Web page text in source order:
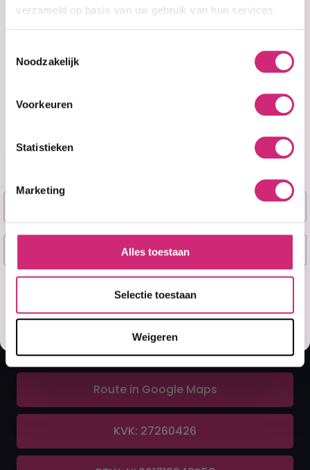
verzameld op basis van uw gebruik van hun services.
Noodzakelijk
Voorkeuren
Statistieken
Marketing
Alles toestaan
Selectie toestaan
Weigeren
Op voorraad
Red by Kiss
(HQ181)
€6,99
Op voorraad
A&F Cosmetics
Contact
info@afcosmetics.nl
Route in Google Maps
KVK: 27260426
Naam
E-mail
Ja, stuur mij mijn 5% korting!
Misschien later